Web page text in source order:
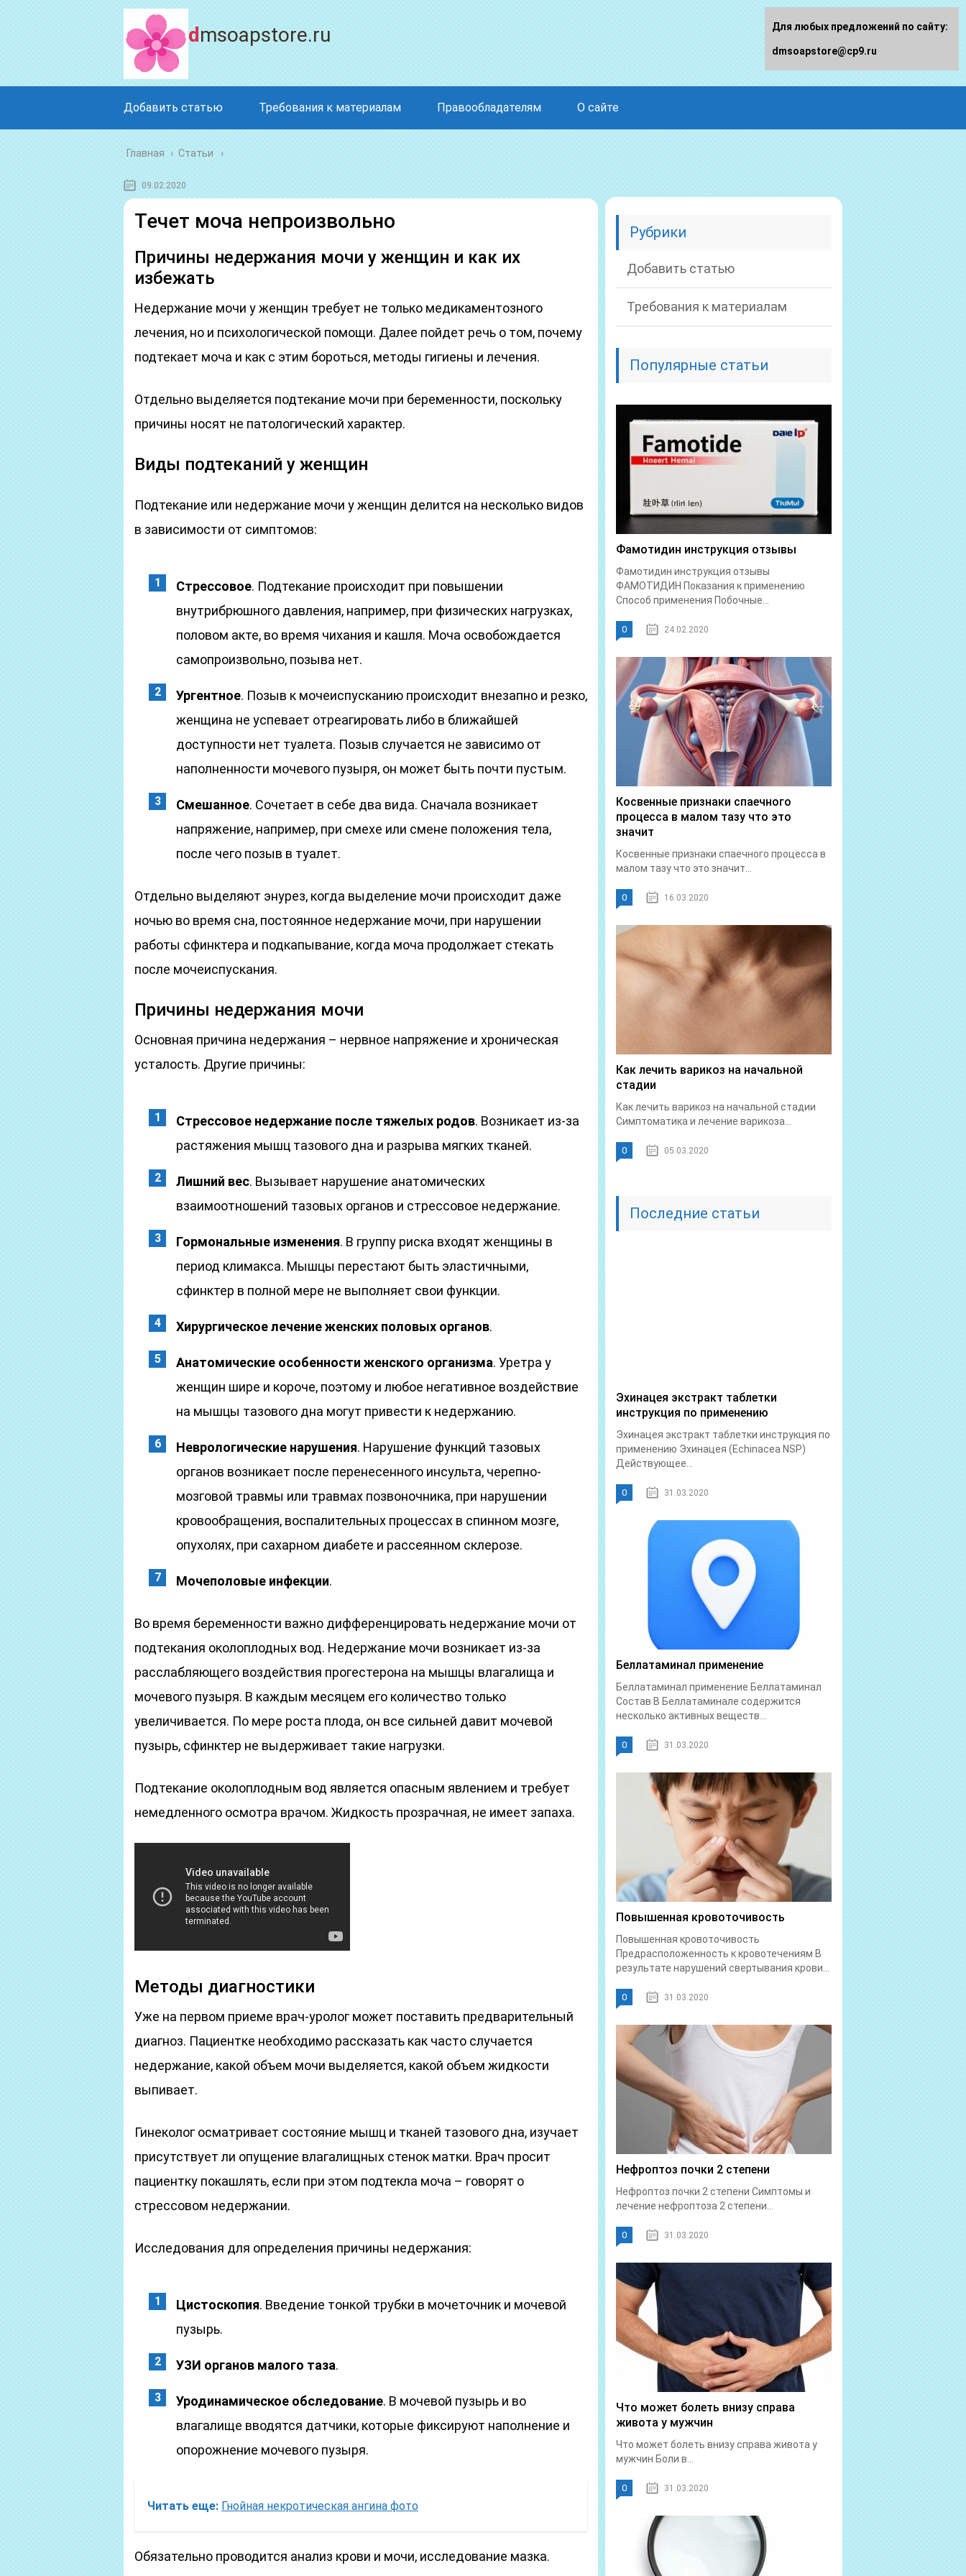
dmsoapstore.ru
Добавить статью Требования к материалам Правообладателям О сайте
Главная › Статьи
09.02.2020
Течет моча непроизвольно
Причины недержания мочи у женщин и как их
избежать
Недержание мочи у женщин требует не только медикаментозного
лечения, но и психологической помощи. Далее пойдет речь о том, почему
подтекает моча и как с этим бороться, методы гигиены и лечения.
Отдельно выделяется подтекание мочи при беременности, поскольку
причины носят не патологический характер.
Виды подтеканий у женщин
Подтекание или недержание мочи у женщин делится на несколько видов
в зависимости от симптомов:
Стрессовое. Подтекание происходит при повышении
внутрибрюшного давления, например, при физических нагрузках,
половом акте, во время чихания и кашля. Моча освобождается
самопроизвольно, позыва нет.
Ургентное. Позыв к мочеиспусканию происходит внезапно и резко,
женщина не успевает отреагировать либо в ближайшей
доступности нет туалета. Позыв случается не зависимо от
наполненности мочевого пузыря, он может быть почти пустым.
Смешанное. Сочетает в себе два вида. Сначала возникает
напряжение, например, при смехе или смене положения тела,
после чего позыв в туалет.
Отдельно выделяют энурез, когда выделение мочи происходит даже
ночью во время сна, постоянное недержание мочи, при нарушении
работы сфинктера и подкапывание, когда моча продолжает стекать
после мочеиспускания.
Причины недержания мочи
Основная причина недержания – нервное напряжение и хроническая
усталость. Другие причины:
Стрессовое недержание после тяжелых родов. Возникает из-за
растяжения мышц тазового дна и разрыва мягких тканей.
Лишний вес. Вызывает нарушение анатомических
взаимоотношений тазовых органов и стрессовое недержание.
Гормональные изменения. В группу риска входят женщины в
период климакса. Мышцы перестают быть эластичными,
сфинктер в полной мере не выполняет свои функции.
Хирургическое лечение женских половых органов.
Анатомические особенности женского организма. Уретра у
женщин шире и короче, поэтому и любое негативное воздействие
на мышцы тазового дна могут привести к недержанию.
Неврологические нарушения. Нарушение функций тазовых
органов возникает после перенесенного инсульта, черепно-
мозговой травмы или травмах позвоночника, при нарушении
кровообращения, воспалительных процессах в спинном мозге,
опухолях, при сахарном диабете и рассеянном склерозе.
Мочеполовые инфекции.
Во время беременности важно дифференцировать недержание мочи от
подтекания околоплодных вод. Недержание мочи возникает из-за
расслабляющего воздействия прогестерона на мышцы влагалища и
мочевого пузыря. В каждым месяцем его количество только
увеличивается. По мере роста плода, он все сильней давит мочевой
пузырь, сфинктер не выдерживает такие нагрузки.
Подтекание околоплодным вод является опасным явлением и требует
немедленного осмотра врачом. Жидкость прозрачная, не имеет запаха.
Методы диагностики
Уже на первом приеме врач-уролог может поставить предварительный
диагноз. Пациентке необходимо рассказать как часто случается
недержание, какой объем мочи выделяется, какой объем жидкости
выпивает.
Гинеколог осматривает состояние мышц и тканей тазового дна, изучает
присутствует ли опущение влагалищных стенок матки. Врач просит
пациентку покашлять, если при этом подтекла моча – говорят о
стрессовом недержании.
Исследования для определения причины недержания:
Цистоскопия. Введение тонкой трубки в мочеточник и мочевой
пузырь.
УЗИ органов малого таза.
Уродинамическое обследование. В мочевой пузырь и во
влагалище вводятся датчики, которые фиксируют наполнение и
опорожнение мочевого пузыря.
Читать еще: Гнойная некротическая ангина фото
Обязательно проводится анализ крови и мочи, исследование мазка.
Рубрики
Добавить статью
Требования к материалам
Популярные статьи
Фамотидин инструкция отзывы
Фамотидин инструкция отзывы
ФАМОТИДИН Показания к применению
Способ применения Побочные...
0 24.02.2020
Косвенные признаки спаечного
процесса в малом тазу что это
значит
Косвенные признаки спаечного процесса в
малом тазу что это значит...
0 16.03.2020
Как лечить варикоз на начальной
стадии
Как лечить варикоз на начальной стадии
Симптоматика и лечение варикоза...
0 05.03.2020
Последние статьи
Эхинацея экстракт таблетки
инструкция по применению
Эхинацея экстракт таблетки инструкция по
применению Эхинацея (Echinacea NSP)
Действующее...
0 31.03.2020
Беллатаминал применение
Беллатаминал применение Беллатаминал
Состав В Беллатаминале содержится
несколько активных веществ...
0 31.03.2020
Повышенная кровоточивость
Повышенная кровоточивость
Предрасположенность к кровотечениям В
результате нарушений свертывания крови...
0 31.03.2020
Нефроптоз почки 2 степени
Нефроптоз почки 2 степени Симптомы и
лечение нефроптоза 2 степени...
0 31.03.2020
Что может болеть внизу справа
живота у мужчин
Что может болеть внизу справа живота у
мужчин Боли в...
0 31.03.2020
Для любых предложений по сайту:
dmsoapstore@cp9.ru